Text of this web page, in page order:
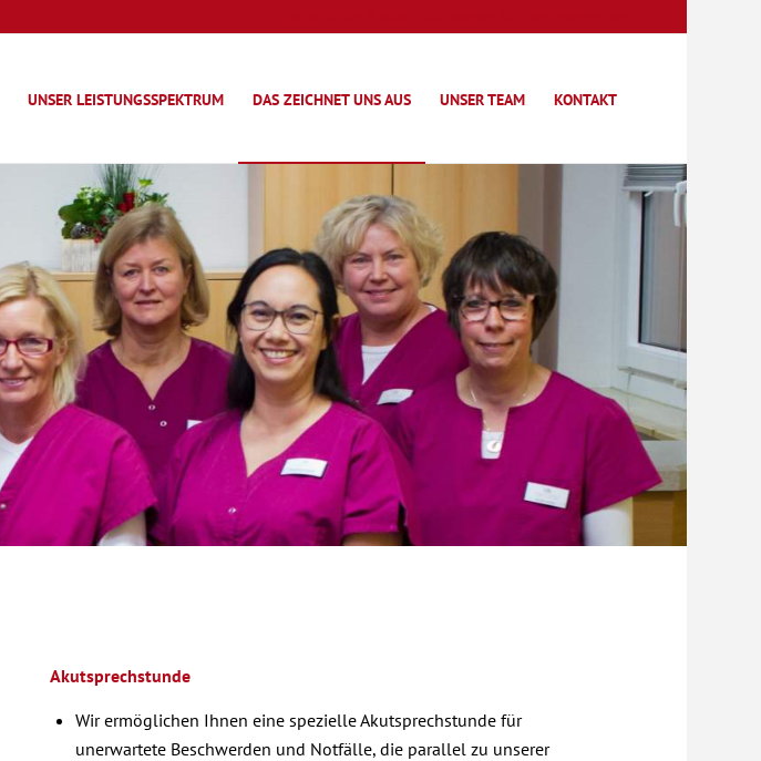
UNSER LEISTUNGSSPEKTRUM DAS ZEICHNET UNS AUS UNSER TEAM KONTAKT
Akutsprechstunde
Wir ermöglichen Ihnen eine spezielle Akutsprechstunde für
unerwartete Beschwerden und Notfälle, die parallel zu unserer